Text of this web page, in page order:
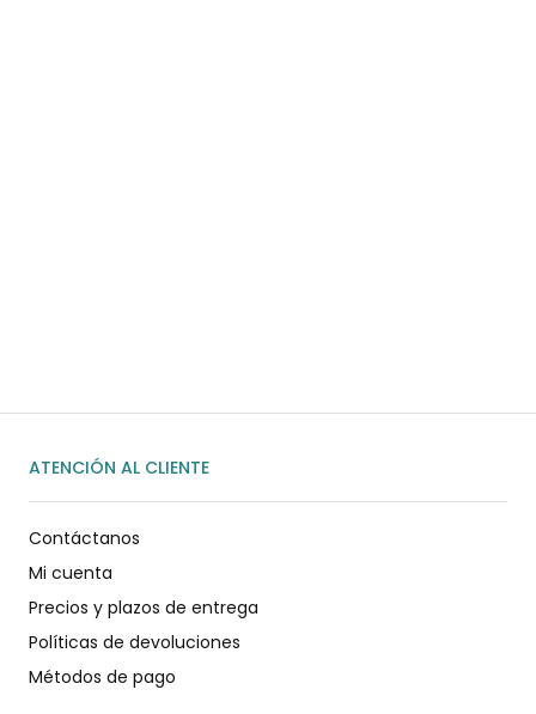
ATENCIÓN AL CLIENTE
Contáctanos
Mi cuenta
Precios y plazos de entrega
Políticas de devoluciones
Métodos de pago